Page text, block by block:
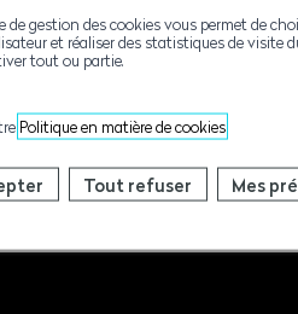
bildung/ausbildung-
15-5-t-gesamtgewicht-
de gestion des cookies vous permet de
et réaliser des statistiques de visite
tout ou partie.
Politique en matière de cookies
Tout refuser Mes